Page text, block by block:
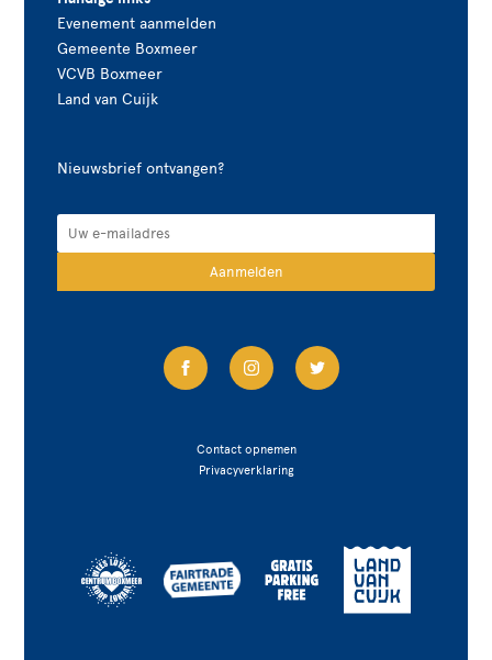
Evenement aanmelden
Gemeente Boxmeer
VCVB Boxmeer
Land van Cuijk
Nieuwsbrief ontvangen?
Contact opnemen
Privacyverklaring